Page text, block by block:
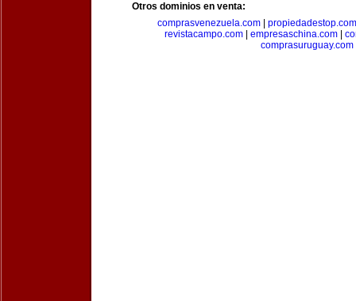
Otros dominios en venta:
comprasvenezuela.com
propiedadestop.com
revistacampo.com
empresaschina.com
comprasuruguay.com